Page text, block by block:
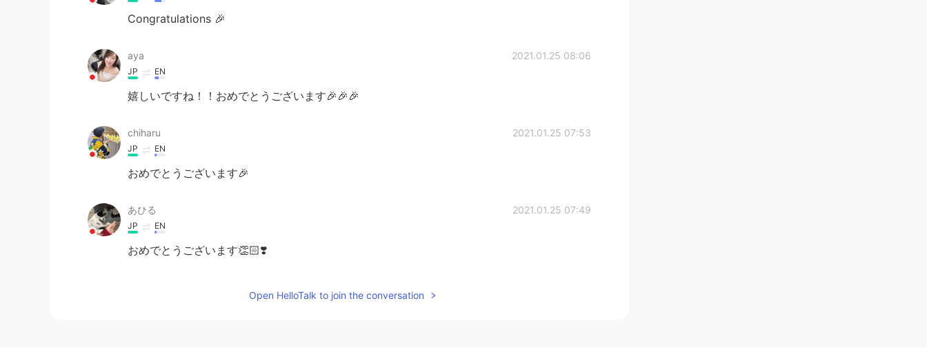
Congratulations 🎉
aya 2021.01.25 08:06
JP EN
嬉しいですね！！おめでとうございます🎉🎉🎉
chiharu 2021.01.25 07:53
JP EN
おめでとうございます🎉
あひる 2021.01.25 07:49
JP EN
おめでとうございます👏🏻❣️
Open HelloTalk to join the conversation